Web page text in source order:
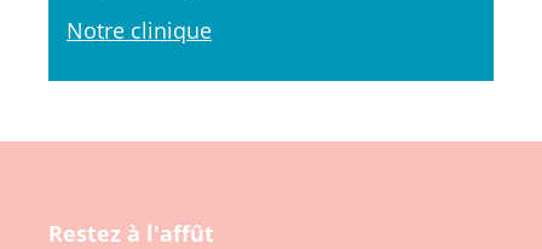
Notre clinique
Restez à l'affût